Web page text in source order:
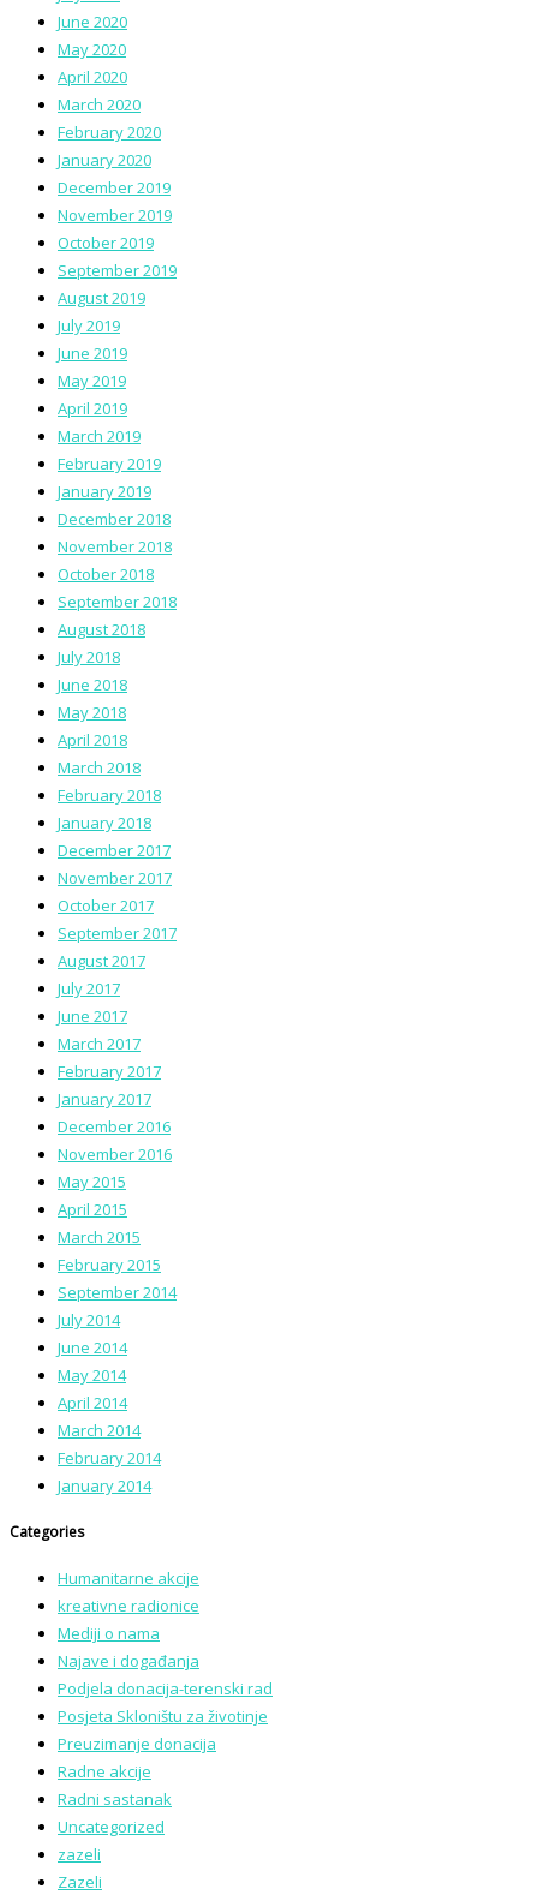
June 2020
May 2020
April 2020
March 2020
February 2020
January 2020
December 2019
November 2019
October 2019
September 2019
August 2019
July 2019
June 2019
May 2019
April 2019
March 2019
February 2019
January 2019
December 2018
November 2018
October 2018
September 2018
August 2018
July 2018
June 2018
May 2018
April 2018
March 2018
February 2018
January 2018
December 2017
November 2017
October 2017
September 2017
August 2017
July 2017
June 2017
March 2017
February 2017
January 2017
December 2016
November 2016
May 2015
April 2015
March 2015
February 2015
September 2014
July 2014
June 2014
May 2014
April 2014
March 2014
February 2014
January 2014
Categories
Humanitarne akcije
kreativne radionice
Mediji o nama
Najave i događanja
Podjela donacija-terenski rad
Posjeta Skloništu za životinje
Preuzimanje donacija
Radne akcije
Radni sastanak
Uncategorized
zazeli
Zazeli